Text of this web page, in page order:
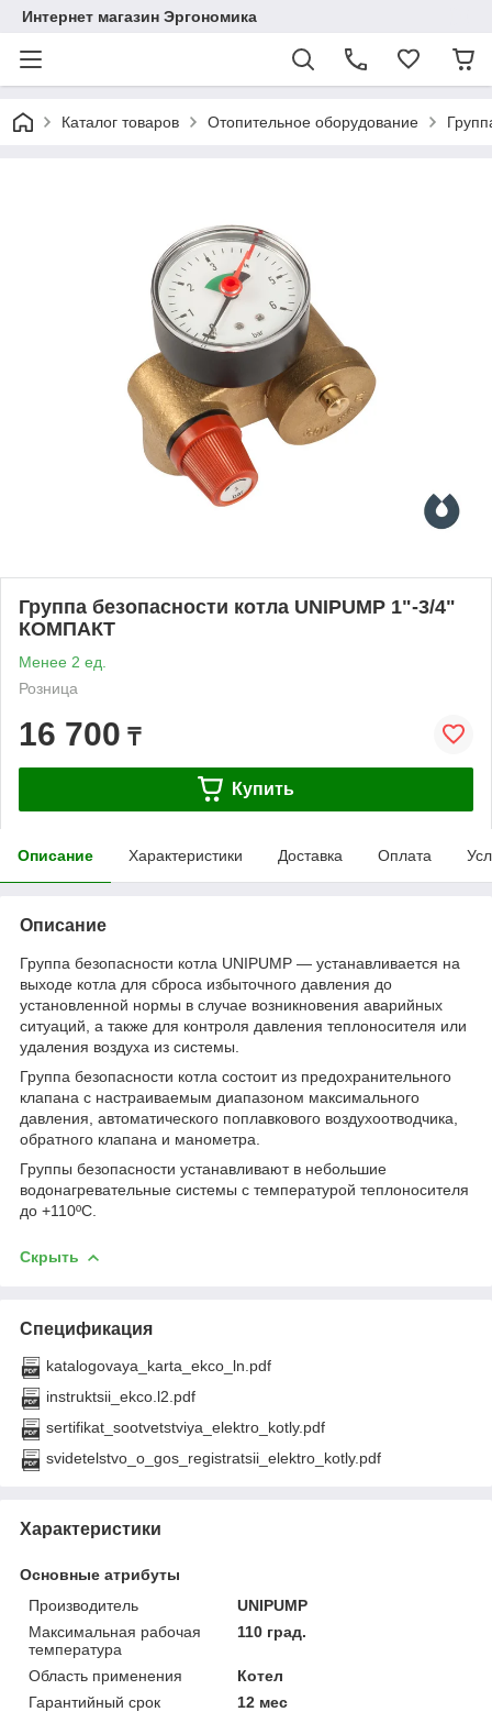
Интернет магазин Эргономика
Каталог товаров Отопительное оборудование
Группа безопасности котла UNIPUMP 1"-3/4"
КОМПАКТ
Менее 2 ед.
Розница
16 700 ₸
Купить
Описание Характеристики Доставка Оплата
Описание
Группа безопасности котла UNIPUMP — устанавливается на
выходе котла для сброса избыточного давления до
установленной нормы в случае возникновения аварийных
ситуаций, а также для контроля давления теплоносителя или
удаления воздуха из системы.
Группа безопасности котла состоит из предохранительного
клапана с настраиваемым диапазоном максимального
давления, автоматического поплавкового воздухоотводчика,
обратного клапана и манометра.
Группы безопасности устанавливают в небольшие
водонагревательные системы с температурой теплоносителя
до +110ºC.
Скрыть
Спецификация
katalogovaya_karta_ekco_ln.pdf
instruktsii_ekco.l2.pdf
sertifikat_sootvetstviya_elektro_kotly.pdf
svidetelstvo_o_gos_registratsii_elektro_kotly.pdf
Характеристики
Основные атрибуты
Производитель
UNIPUMP
Максимальная рабочая
температура
110 град.
Область применения
Котел
Гарантийный срок
12 мес